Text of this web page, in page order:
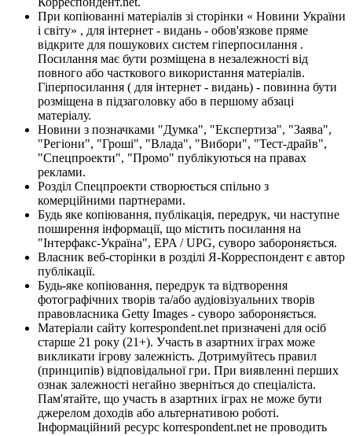
При копіюванні матеріалів зі сторінки « Новини України
і світу» , для інтернет - видань - обов'язкове пряме
відкрите для пошукових систем гіперпосилання .
Посилання має бути розміщена в незалежності від
повного або часткового використання матеріалів.
Гіперпосилання ( для інтернет - видань) - повинна бути
розміщена в підзаголовку або в першому абзаці
матеріалу.
Новини з позначками "Думка", "Експертиза", "Заява",
"Регіони", "Гроші", "Влада", "Вибори", "Тест-драйв",
"Спецпроекти", "Промо" публікуються на правах
реклами.
Розділ Спецпроекти створюється спільно з
комерційними партнерами.
Будь яке копіювання, публікація, передрук, чи наступне
поширення інформації, що містить посилання на
"Інтерфакс-Україна", EPA / UPG, суворо забороняється.
Власник веб-сторінки в розділі Я-Корреспондент є автор
публікації.
Будь-яке копіювання, передрук та відтворення
фотографічних творів та/або аудіовізуальних творів
правовласника Getty Images - суворо забороняється.
Матеріали сайту korrespondent.net призначені для осіб
старше 21 року (21+). Участь в азартних іграх може
викликати ігрову залежність. Дотримуйтесь правил
(принципів) відповідальної гри. При виявленні перших
ознак залежності негайно зверніться до спеціаліста.
Пам'ятайте, що участь в азартних іграх не може бути
джерелом доходів або альтернативою роботі.
Інформаційний ресурс korrespondent.net не проводить